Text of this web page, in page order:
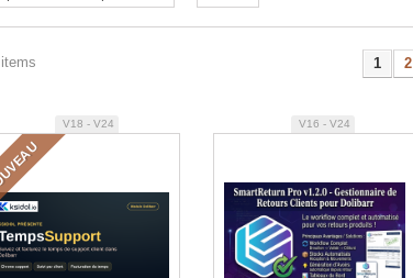
1 2
V18 - V24 V16 - V24